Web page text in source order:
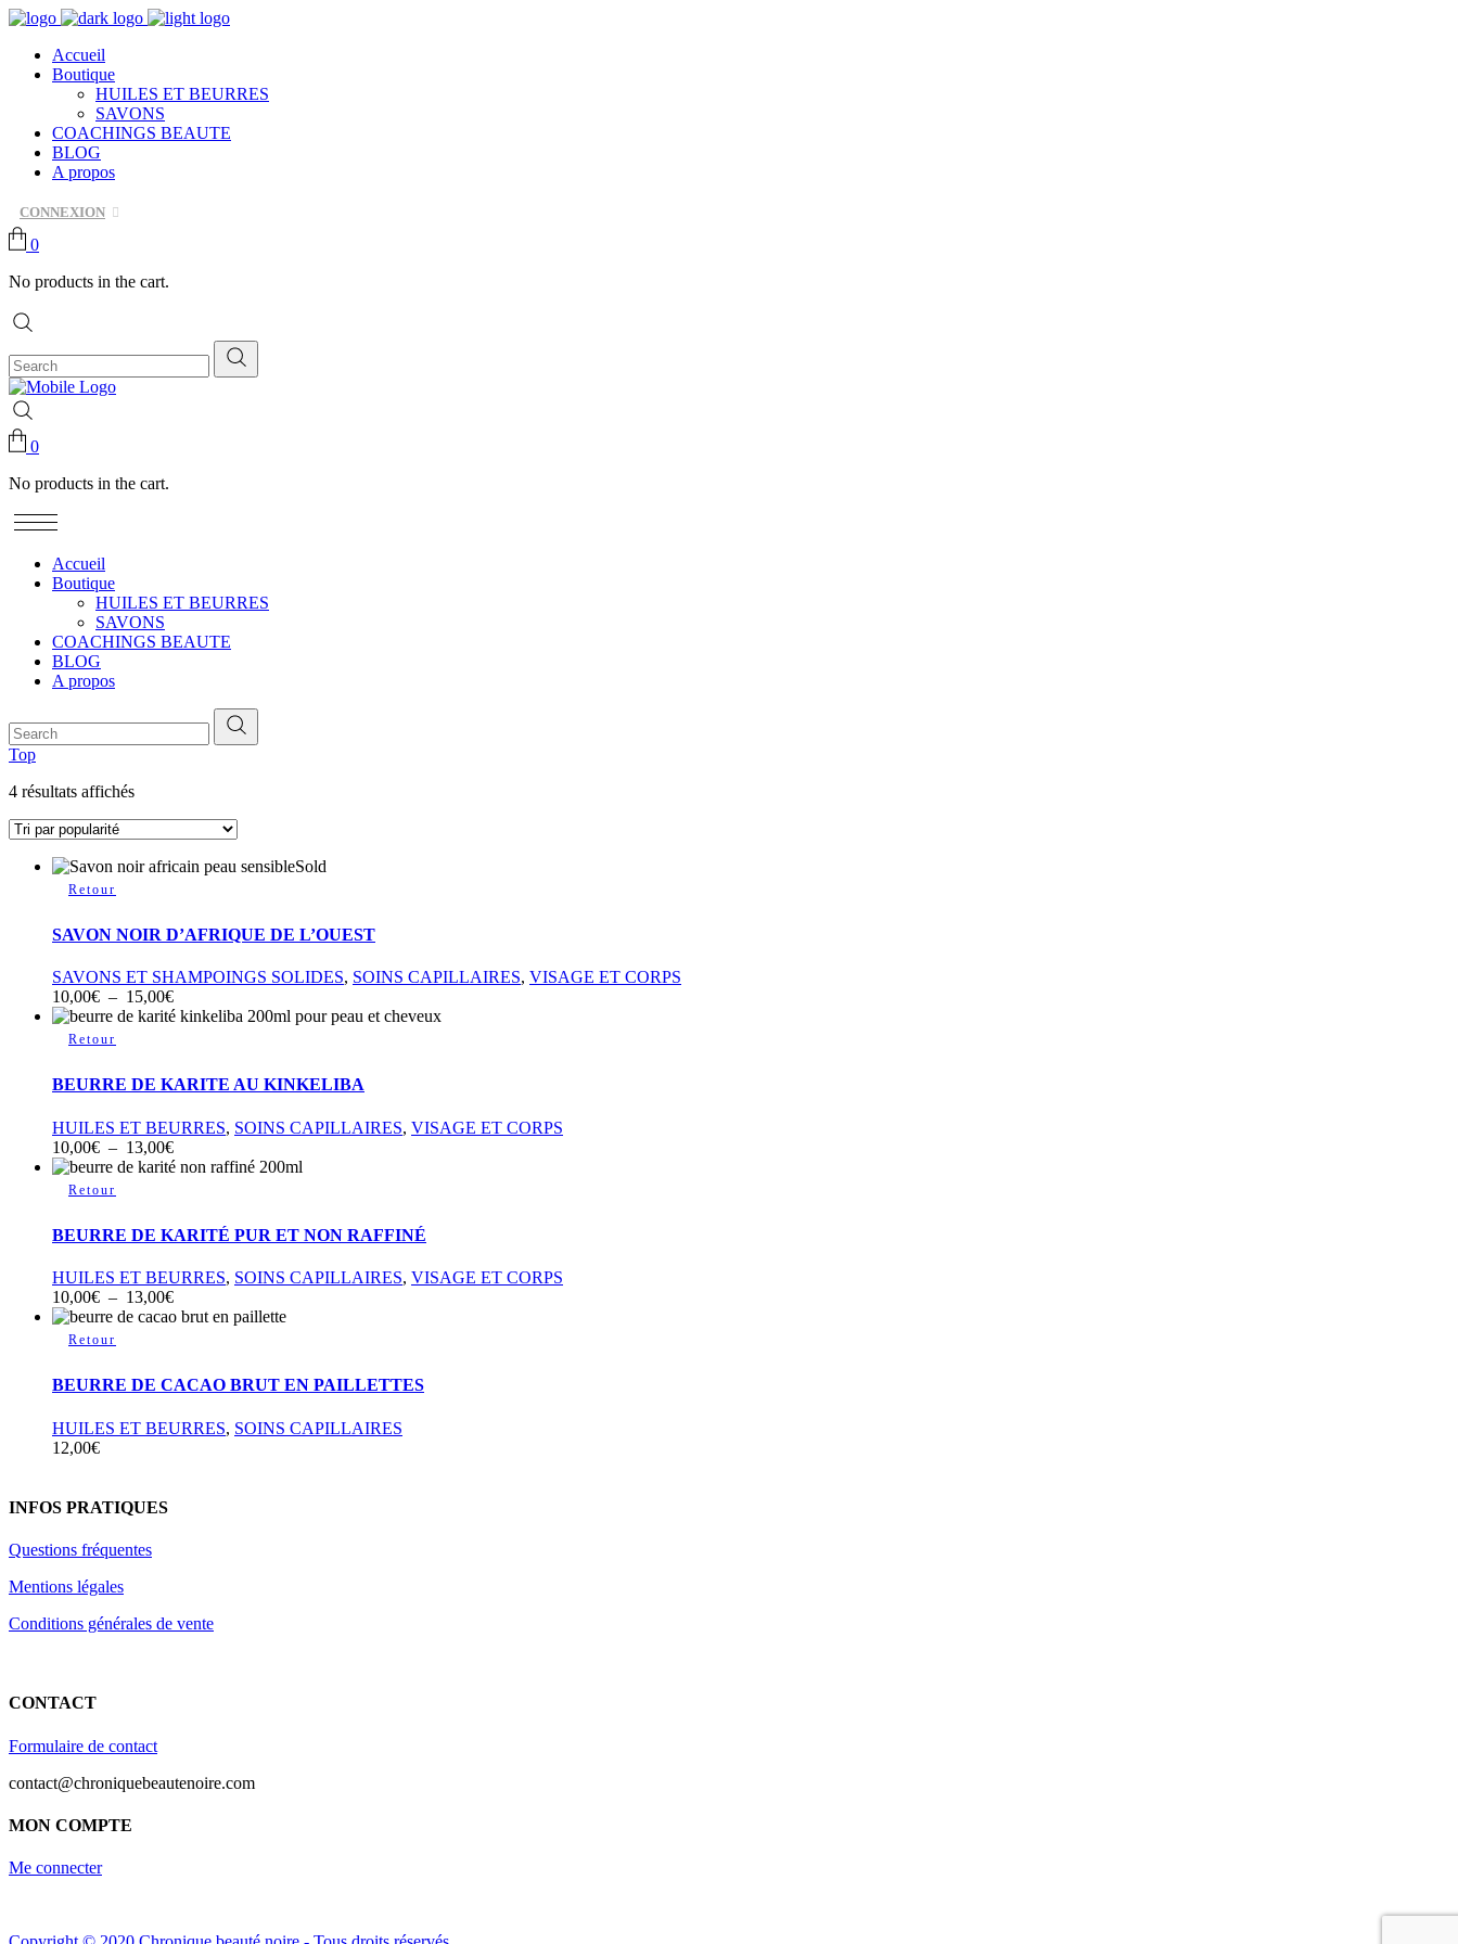
Accueil
Boutique
HUILES ET BEURRES
SAVONS
COACHINGS BEAUTE
BLOG
A propos
CONNEXION
0
No products in the cart.
0
No products in the cart.
Accueil
Boutique
HUILES ET BEURRES
SAVONS
COACHINGS BEAUTE
BLOG
A propos
Top
4 résultats affichésTrié
Sold
plusieurs
Les
options
peuvent
sur
page
du
produit
SAVON NOIR D’AFRIQUE DE L’OUEST
SAVONS ET SHAMPOINGS SOLIDES, SOINS CAPILLAIRES, VISAGE ET CORPS
10,00€ – 15,00€Plage
de
15,00€
plusieurs
Les
options
peuvent
sur
la
page
du
produit
BEURRE DE KARITE AU KINKELIBA
HUILES ET BEURRES, SOINS CAPILLAIRES, VISAGE ET CORPS
10,00€ – 13,00€Plage
de
13,00€
plusieurs
Les
options
peuvent
sur
page
du
BEURRE DE KARITÉ PUR ET NON RAFFINÉ
HUILES ET BEURRES, SOINS CAPILLAIRES, VISAGE ET CORPS
10,00€ – 13,00€Plage
de
13,00€
BEURRE DE CACAO BRUT EN PAILLETTES
HUILES ET BEURRES, SOINS CAPILLAIRES
12,00€
INFOS PRATIQUES
Questions fréquentes
Mentions légales
Conditions générales de vente
CONTACT
Formulaire de contact
contact@chroniquebeautenoire.com
MON COMPTE
Me connecter